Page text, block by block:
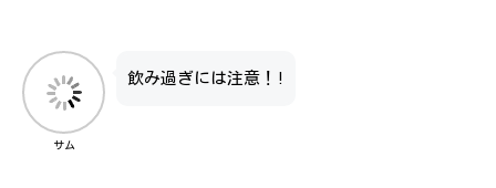
サム
飲み過ぎには注意！!